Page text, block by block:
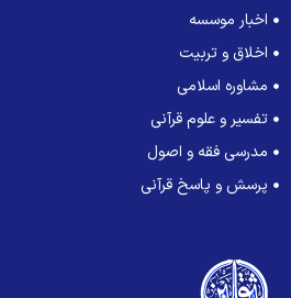
اخبار موسسه
اخلاق و تربیت
مشاوره اسلامی
تفسیر و علوم قرآنی
مدرسی فقه و اصول
پرسش و پاسخ قرآنی